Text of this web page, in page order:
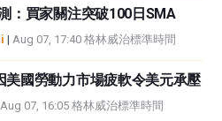
：買家關注突破100日SMA
| Aug 07, 17:40 格林威治標準時間
美國勞動力市場疲軟令美元承壓
Aug 07, 16:05 格林威治標準時間